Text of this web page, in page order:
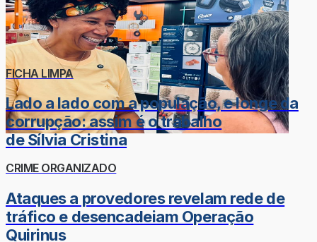
FICHA LIMPA
Lado a lado com a população, e longe da
corrupção: assim é o trabalho
de Sílvia Cristina
CRIME ORGANIZADO
Ataques a provedores revelam rede de
tráfico e desencadeiam Operação
Quirinus